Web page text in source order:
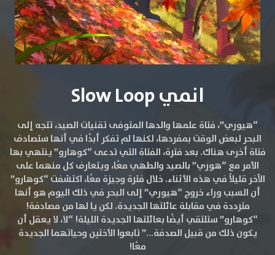
انمي Slow Loop
“هيوري”، فتاة علمها والدها المتوفى تقنيات الصيد، تتجه إلى
البحر لبعض الوقت بمفردها، لكنها لم تفكر أبدًا في أنها ستصادف
فتاة أخرى هناك. بعد فترة، الفتاة التي تدعى “كوهارو”⁠ ينتهي بها
الأمر مع “هوري” بالصيد والطهي معًا، ويتعارف كل منهما على
الآخر قليلاً في هذه الأثناء. خلال فترة وجيزة معًا، اكتشفت “كوهارو”
أن السبب وراء خروج “هيوري” إلى البحر في ذلك اليوم هو أنها
مترددة في مقابلة عائلتها الجديدة. لكن يا لها من مصادفة!
“كوهارو” ستلتقي أيضًا بعائلتها الجديدة الليلة! “لا، لا يعقل أن
يكون ذلك من قبيل الصدفة…” تابعوا الأختين وحياتهما الجديدة
معًا!